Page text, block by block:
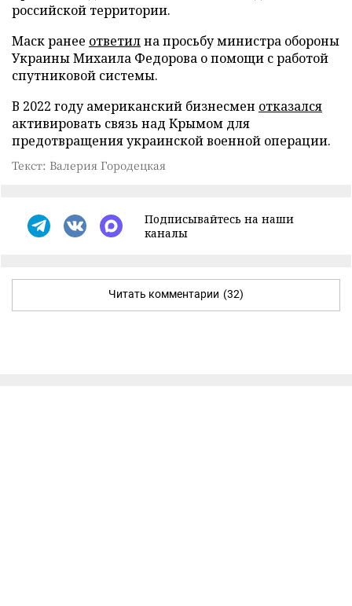
российской территории.
Маск ранее ответилна просьбу министра обороны
Украины Михаила Федорова о помощи с работой
спутниковой системы.
В 2022 году американский бизнесмен отказался
активировать связь над Крымом для
предотвращения украинской военной операции.
Текст: Валерия Городецкая
Подписывайтесь на наши
каналы
Читать комментарии (32)